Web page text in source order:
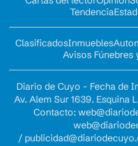
Tendencia
ClasificadosInmuebles
Avisos Fúnebres
Diario de Cuyo - Fecha de
Av. Alem Sur 1639. Esquina
Contacto:
/